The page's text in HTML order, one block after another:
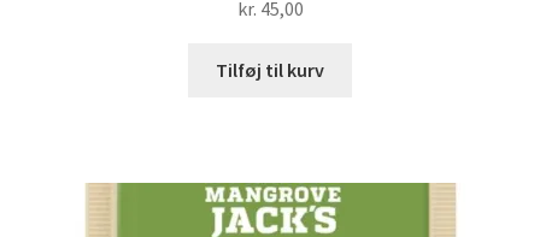
kr. 45,00
Tilføj til kurv